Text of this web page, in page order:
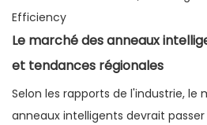
Le marché des anneaux
et tendances régionales
Selon les rapports de l'industrie, le
anneaux intelligents devrait